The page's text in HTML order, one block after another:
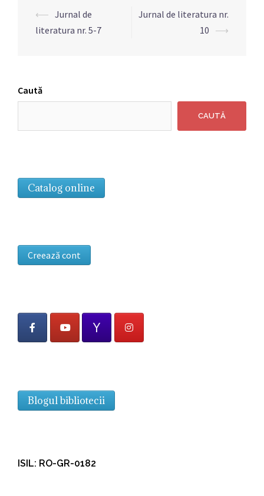
Navigare
articole
⟵ Jurnal de
literatura nr. 5-7
Jurnal de literatura nr.
10 ⟶
Caută
CAUTĂ
Catalog online
Creează cont
Blogul bibliotecii
ISIL: RO-GR-0182